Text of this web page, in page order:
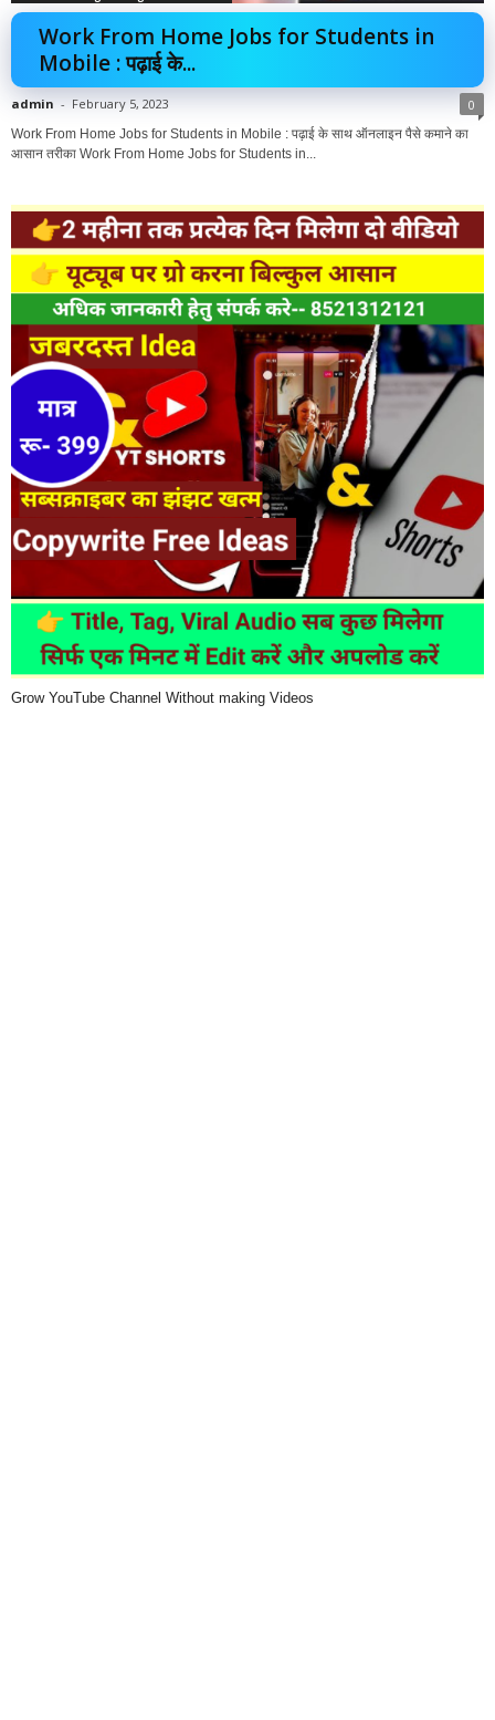
Work From Home Jobs for Students in
Mobile : पढ़ाई के...
admin - February 5, 2023 0
Work From Home Jobs for Students in Mobile : पढ़ाई के साथ ऑनलाइन पैसे कमाने का
आसान तरीका Work From Home Jobs for Students in...
Grow YouTube Channel Without making Videos